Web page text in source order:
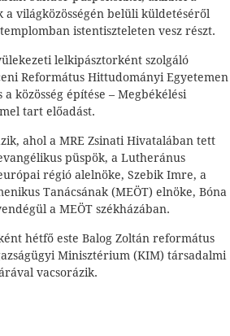
a világközösségén belüli küldetéséről
istentiszteleten vesz részt.
lelkipásztorként szolgáló
Református Hittudományi Egyetemen
közösség építése – Megbékélési
tart előadást.
ahol a MRE Zsinati Hivatalában tett
püspök, a Lutheránus
régió alelnöke, Szebik Imre, a
Tanácsának (MEÖT) elnöke, Bóna
a MEÖT székházában.
hétfő este Balog Zoltán református
Minisztérium (KIM) társadalmi
vacsorázik.